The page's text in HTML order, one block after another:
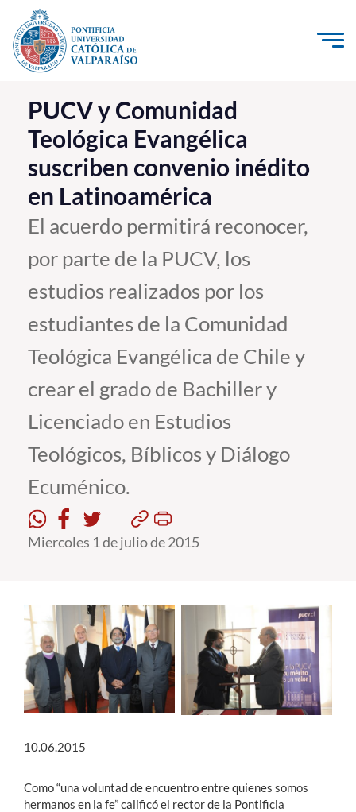
Click acá para ir directamente al contenido
La Universidad
Investigación, Creación e Innovación
PUCV Internacional
Vinculación con el Medio
Admisión
Pregrado
Postgrado
Formación Continua
Estudiantes
Académicos
Funcionarios
Alumni
PUCV y Comunidad
Teológica Evangélica
suscriben convenio inédito
en Latinoamérica
El acuerdo permitirá reconocer,
por parte de la PUCV, los
estudios realizados por los
estudiantes de la Comunidad
Teológica Evangélica de Chile y
crear el grado de Bachiller y
Licenciado en Estudios
Teológicos, Bíblicos y Diálogo
Ecuménico.
Miercoles 1 de julio de 2015
10.06.2015
Como “una voluntad de encuentro entre quienes somos
hermanos en la fe” calificó el rector de la Pontificia